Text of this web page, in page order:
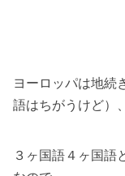
ヨーロッパは地続
語はちがうけど）、
３ヶ国語４ヶ国語